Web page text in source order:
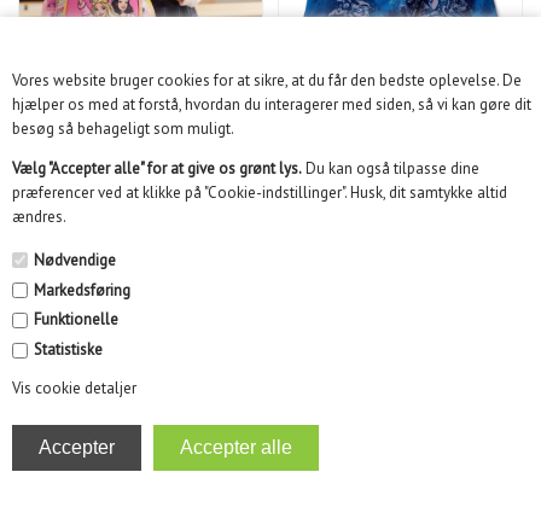
Vores website bruger cookies for at sikre, at du får den bedste oplevelse. De
hjælper os med at forstå, hvordan du interagerer med siden, så vi kan gøre dit
besøg så behageligt som muligt.
Vælg "Accepter alle" for at give os grønt lys.Du kan også tilpasse dine
præferencer ved at klikke på "Cookie-indstillinger". Husk, dit samtykke altid
ændres.
Nødvendige
Markedsføring
Funktionelle
Statistiske
Vis cookie detaljer
699,00 449,00 DKK
THE MADALORIAN
SKULDERTASKE